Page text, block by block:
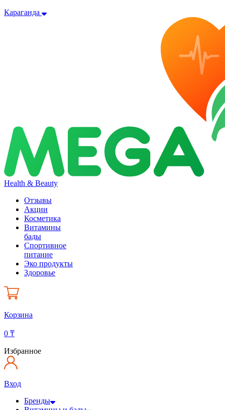
Караганда
Health & Beauty
Отзывы
Акции
Косметика
Витамины
бады
Спортивное
питание
Эко продукты
Здоровье
Корзина
0 ₸
Избранное
Вход
Бренды